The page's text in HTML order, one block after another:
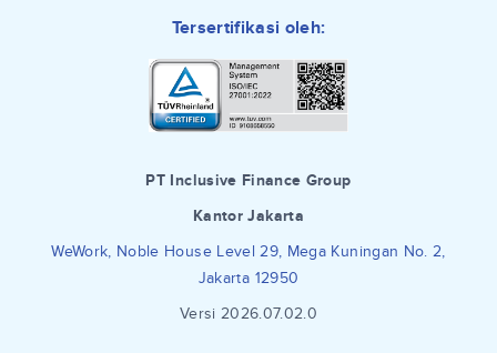
Tersertifikasi oleh:
PT Inclusive Finance Group
Kantor Jakarta
WeWork, Noble House Level 29, Mega Kuningan No. 2,
Jakarta 12950
Versi 2026.07.02.0